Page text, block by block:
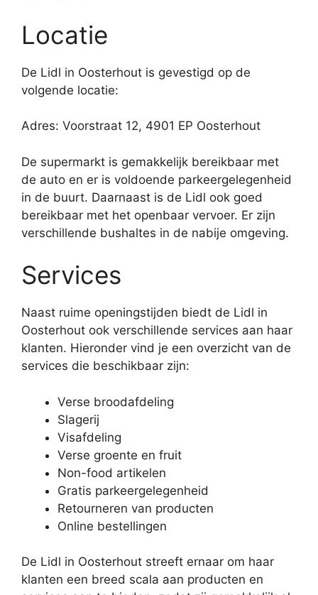
Locatie
De Lidl in Oosterhout is gevestigd op de
volgende locatie:
Adres: Voorstraat 12, 4901 EP Oosterhout
De supermarkt is gemakkelijk bereikbaar met
de auto en er is voldoende parkeergelegenheid
in de buurt. Daarnaast is de Lidl ook goed
bereikbaar met het openbaar vervoer. Er zijn
verschillende bushaltes in de nabije omgeving.
Services
Naast ruime openingstijden biedt de Lidl in
Oosterhout ook verschillende services aan haar
klanten. Hieronder vind je een overzicht van de
services die beschikbaar zijn:
Verse broodafdeling
Slagerij
Visafdeling
Verse groente en fruit
Non-food artikelen
Gratis parkeergelegenheid
Retourneren van producten
Online bestellingen
De Lidl in Oosterhout streeft ernaar om haar
klanten een breed scala aan producten en